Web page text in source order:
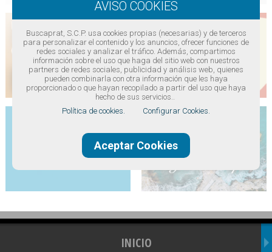
INICIO
Buscaprat, S.C.P. usa cookies propias (necesarias) y de terceros
para personalizar el contenido y los anuncios, ofrecer funciones de
redes sociales y analizar el tráfico. Además, compartimos
información sobre el uso que haga del sitio web con nuestros
partners de redes sociales, publicidad y análisis web, quienes
pueden combinarla con otra información que les haya
proporcionado o que hayan recopilado a partir del uso que haya
hecho de sus servicios..
Política de cookies.
Configurar Cookies.
Aceptar Cookies